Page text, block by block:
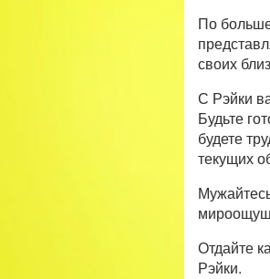
По
своих
С Рэйки
Будьте
будете
текущих
Отдайте
Рэйки.